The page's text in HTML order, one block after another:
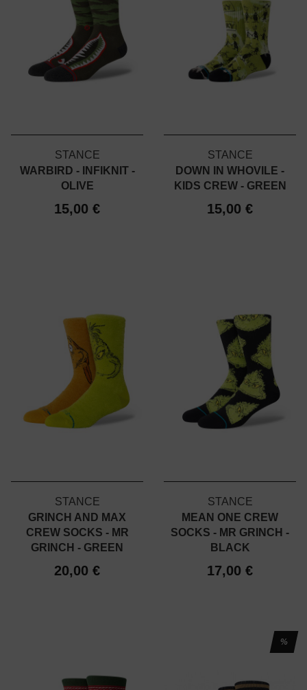
STANCE
WARBIRD - INFIKNIT -
OLIVE
15,00 €
STANCE
DOWN IN WHOVILE -
KIDS CREW - GREEN
15,00 €
STANCE
GRINCH AND MAX
CREW SOCKS - MR
GRINCH - GREEN
20,00 €
STANCE
MEAN ONE CREW
SOCKS - MR GRINCH -
BLACK
17,00 €
%